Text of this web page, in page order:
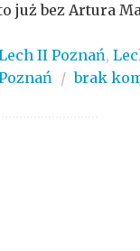
już bez Artura
II Poznań,
/ brak